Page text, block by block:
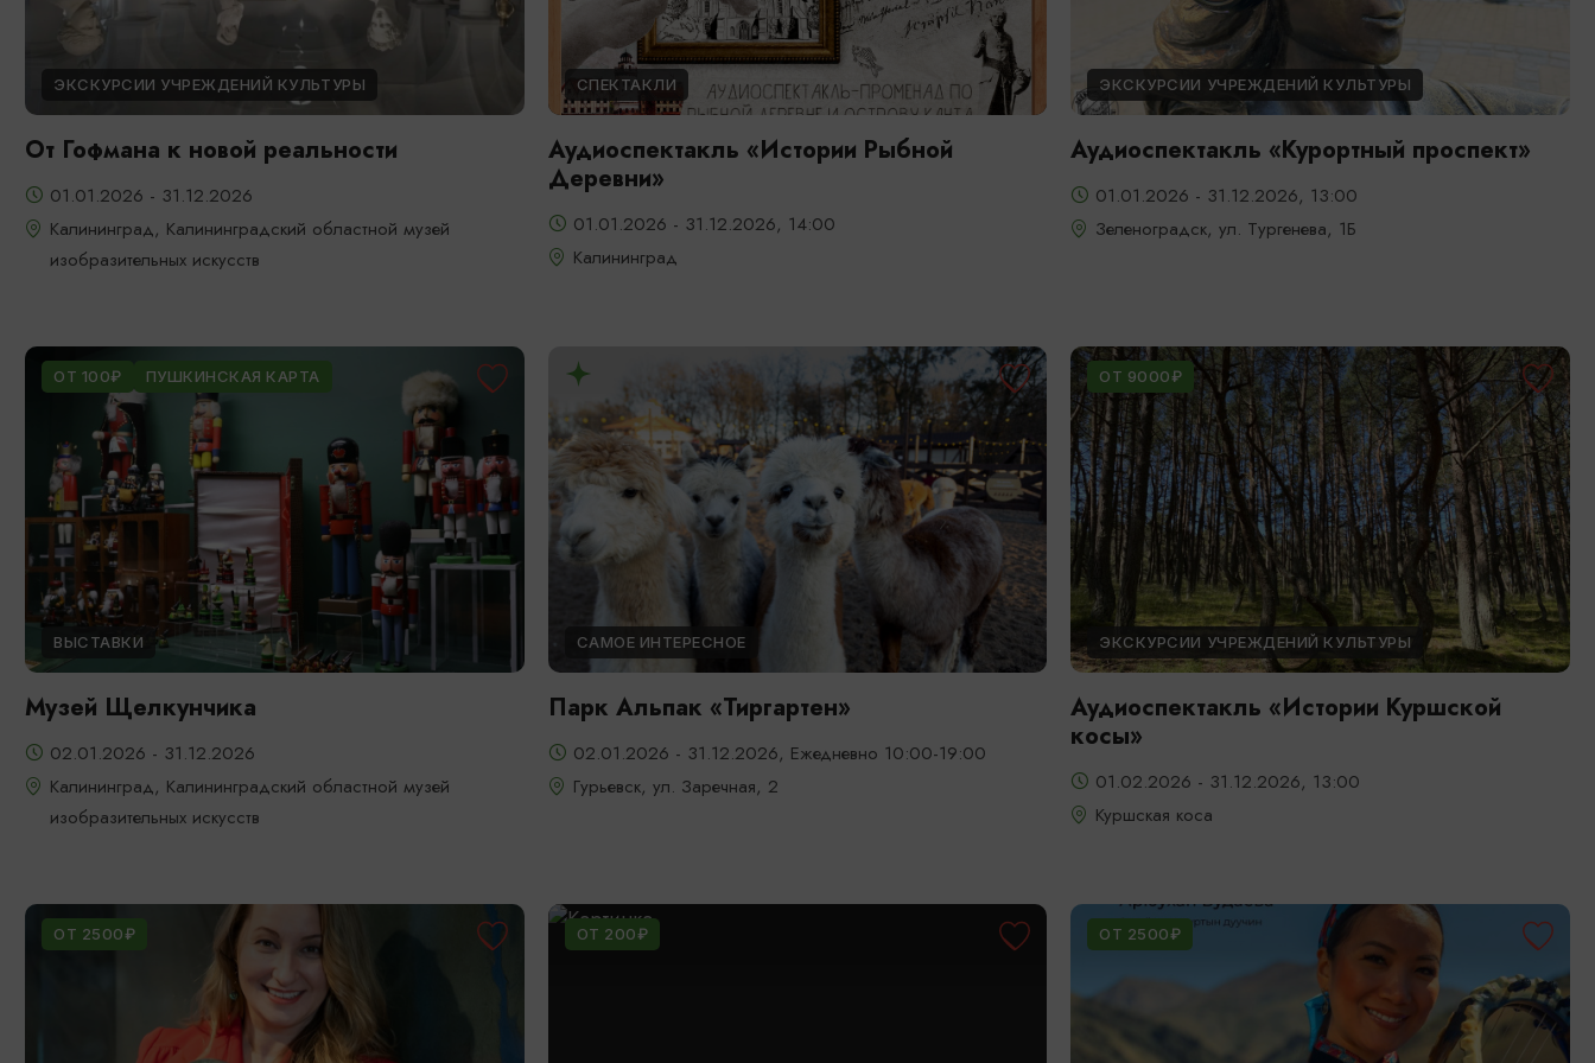
ЭКСКУРСИИ УЧРЕЖДЕНИЙ КУЛЬТУРЫ
От Гофмана к новой реальности
01.01.2026 - 31.12.2026
Калининград, Калининградский областной музей
изобразительных искусств
СПЕКТАКЛИ
Аудиоспектакль «Истории Рыбной
Деревни»
01.01.2026 - 31.12.2026, 14:00
Калининград
ЭКСКУРСИИ УЧРЕЖДЕНИЙ КУЛЬТУРЫ
Аудиоспектакль «Курортный проспект»
01.01.2026 - 31.12.2026, 13:00
Зеленоградск, ул. Тургенева, 1Б
ОТ 100₽ ПУШКИНСКАЯ КАРТА
ВЫСТАВКИ
Музей Щелкунчика
02.01.2026 - 31.12.2026
Калининград, Калининградский областной музей
изобразительных искусств
САМОЕ ИНТЕРЕСНОЕ
Парк Альпак «Тиргартен»
02.01.2026 - 31.12.2026, Ежедневно 10:00-19:00
Гурьевск, ул. Заречная, 2
ОТ 9000₽
ЭКСКУРСИИ УЧРЕЖДЕНИЙ КУЛЬТУРЫ
Аудиоспектакль «Истории Куршской
косы»
01.02.2026 - 31.12.2026, 13:00
Куршская коса
ОТ 2500₽ ОТ 200₽ ОТ 2500₽